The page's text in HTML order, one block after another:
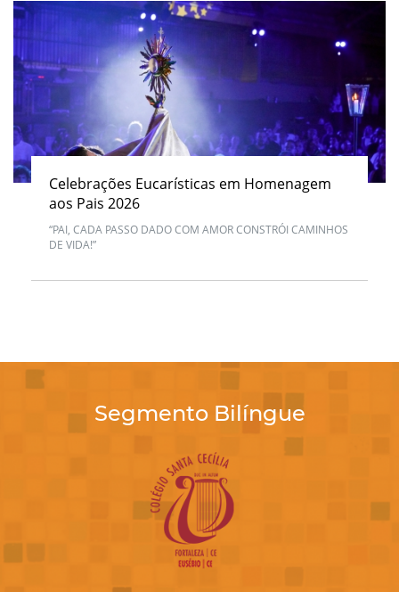
Celebrações Eucarísticas em Homenagem
aos Pais 2026
“PAI, CADA PASSO DADO COM AMOR CONSTRÓI CAMINHOS
DE VIDA!”
Segmento Bilíngue